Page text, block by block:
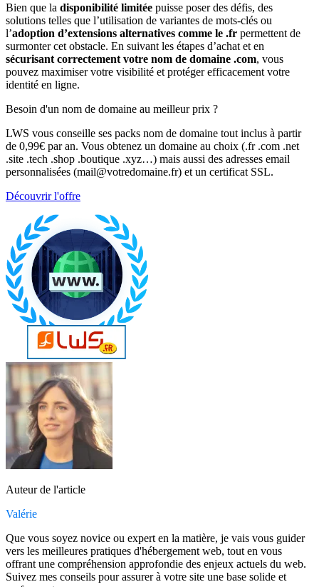
Bien que la disponibilité limitée puisse poser des défis, des
solutions telles que l’utilisation de variantes de mots-clés ou
l’adoption d’extensions alternatives comme le .fr permettent de
surmonter cet obstacle. En suivant les étapes d’achat et en
sécurisant correctement votre nom de domaine .com, vous
pouvez maximiser votre visibilité et protéger efficacement votre
identité en ligne.
Besoin d'un nom de domaine au meilleur prix ?
LWS vous conseille ses packs nom de domaine tout inclus à partir
de 0,99€ par an. Vous obtenez un domaine au choix (.fr .com .net
.site .tech .shop .boutique .xyz…) mais aussi des adresses email
personnalisées (mail@votredomaine.fr) et un certificat SSL.
Découvrir l'offre
Auteur de l'article
Valérie
Que vous soyez novice ou expert en la matière, je vais vous guider
vers les meilleures pratiques d'hébergement web, tout en vous
offrant une compréhension approfondie des enjeux actuels du web.
Suivez mes conseils pour assurer à votre site une base solide et